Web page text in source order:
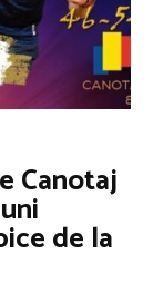
Canotaj
de la